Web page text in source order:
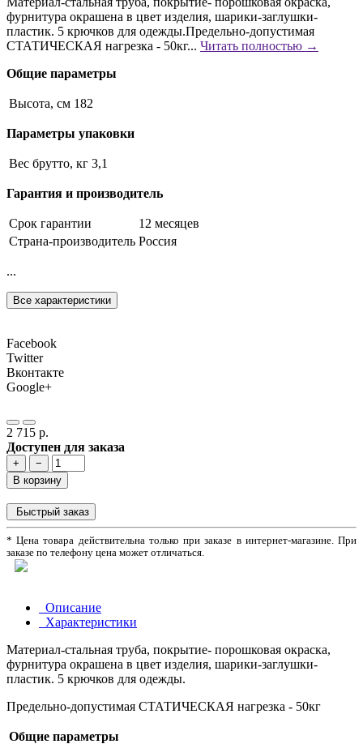
фурнитура окрашена в цвет изделия, шарики-заглушки-
пластик. 5 крючков для одежды.Предельно-допустимая
СТАТИЧЕСКАЯ нагрезка - 50кг... Читать полностью →
Общие параметры
Высота, см 182
Параметры упаковки
Вес брутто, кг 3,1
Гарантия и производитель
Срок гарантии
12 месяцев
Страна-производитель Россия
...
Все характеристики
Facebook
Twitter
Вконтакте
Google+
2 715 р.
Доступен для заказа
+
−
В корзину
Быстрый заказ
* Цена товара действительна только при заказе в интернет-магазине. При
заказе по телефону цена может отличаться.
Описание
Характеристики
Материал-стальная труба, покрытие- порошковая окраска,
фурнитура окрашена в цвет изделия, шарики-заглушки-
пластик. 5 крючков для одежды.
Предельно-допустимая СТАТИЧЕСКАЯ нагрезка - 50кг
Общие параметры